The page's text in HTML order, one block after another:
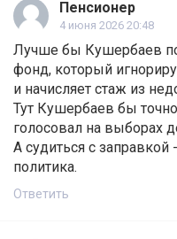
Пенсионер
4 июня 2026 20:48
Лучше бы Кушербаев
фонд, который
и начисляет стаж из
Тут Кушербаев бы
голосовал на выборах
А судиться с
политика.
Ответить